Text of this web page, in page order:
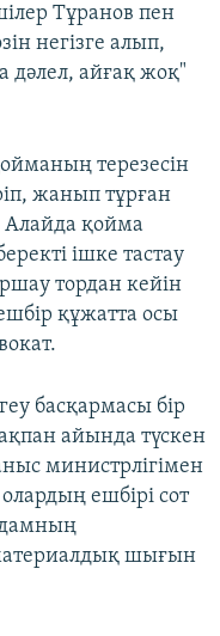
Тұранов пен
негізге алып,
дәлел, айғақ жоқ"
терезесін
жанып тұрған
Алайда қойма
ішке тастау
тордан кейін
құжатта осы
басқармасы бір
айында түскен
министрлігімен
ешбірі сот
шығын